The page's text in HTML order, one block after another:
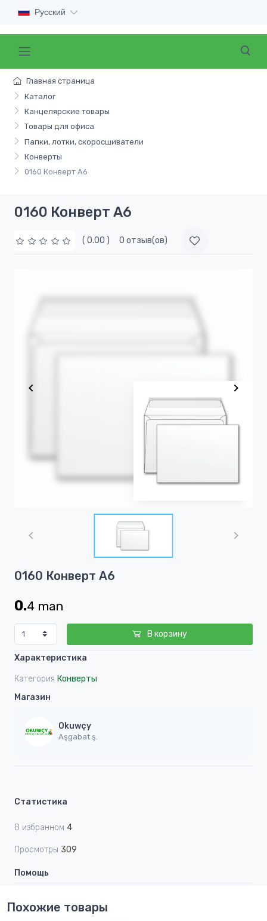
Русский
Главная страница
Каталог
Канцелярские товары
Товары для офиса
Папки, лотки, скоросшиватели
Конверты
0160 Конверт А6
0160 Конверт А6
( 0.00 ) 0 отзыв(ов)
1
1
0160 Конверт А6
0.4 man
В корзину
Характеристика
Категория Конверты
Магазин
Okuwçy
Aşgabat ş.
Статистика
В избранном 4
Просмотры 309
Помощь
Похожие товары